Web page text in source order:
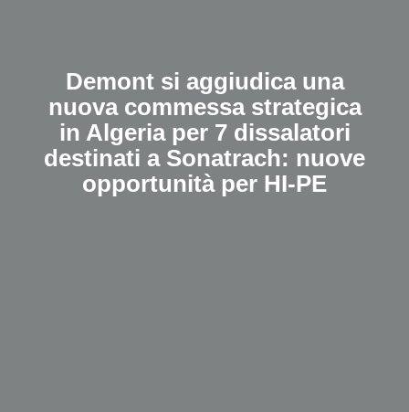
Demont si aggiudica una
nuova commessa strategica
in Algeria per 7 dissalatori
destinati a Sonatrach: nuove
opportunità per HI-PE